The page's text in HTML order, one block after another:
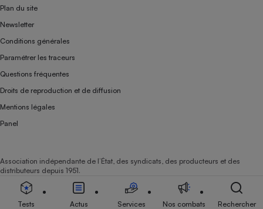
Plan du site
Newsletter
Conditions générales
Paramétrer les traceurs
Questions fréquentes
Droits de reproduction et de diffusion
Mentions légales
Panel
Association indépendante de l’État, des syndicats, des producteurs et des
distributeurs depuis 1951.
Tests Actus Services Nos combats Rechercher